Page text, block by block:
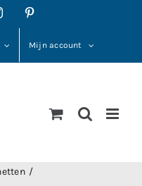
Instagram
Mijn account